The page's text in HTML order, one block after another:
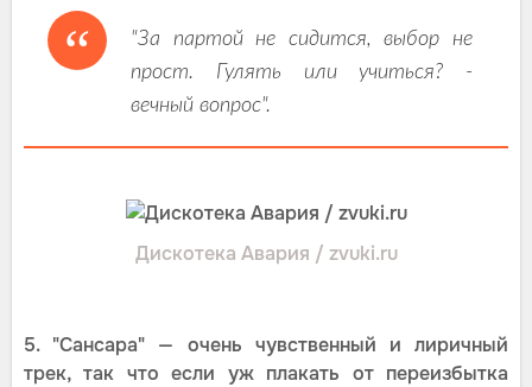
"За партой не сидится, выбор не
прост. Гулять или учиться? -
вечный вопрос".
Дискотека Авария / zvuki.ru
5. "Сансара" — очень чувственный и лиричный
трек, так что если уж плакать от переизбытка